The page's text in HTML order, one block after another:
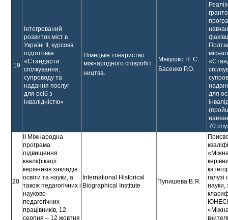
19
Інтегрований
розвиток міст в
Україні ІІ, курсова
підготовка
«Стандарти
спілкування,
супроводу та
надання послуг
для осіб з
інвалідністю»
Німецьке товариство
міжнародного співробіт
ництва.
Мякушко Н. С.
Басенко Р.О.
для
70
20
ІІ Міжнародна
програма
підвищення
кваліфікації
керівників закладів
освіти та науки, а
також педагогічних і
науково-
педагогічних
працівників, 12
серпня – 12 жовтня
International Historical
Biographical Institute
Пупишева В.Я.
галузі
науки,